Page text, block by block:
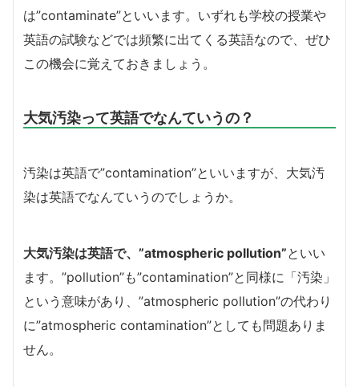
ヤ
ー
は”contaminate”といいます。いずれも学校の授業や
英語の試験などでは頻繁に出てくる英語なので、ぜひ
この機会に覚えておきましょう。
大気汚染って英語でなんていうの？
汚染は英語で”contamination”といいますが、大気汚
染は英語でなんていうのでしょうか。
大気汚染は英語で、”atmospheric pollution”といい
ます。”pollution”も”contamination”と同様に「汚染」
という意味があり、”atmospheric pollution”の代わり
に”atmospheric contamination”としても問題ありま
せん。